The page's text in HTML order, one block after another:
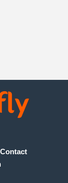
Contact